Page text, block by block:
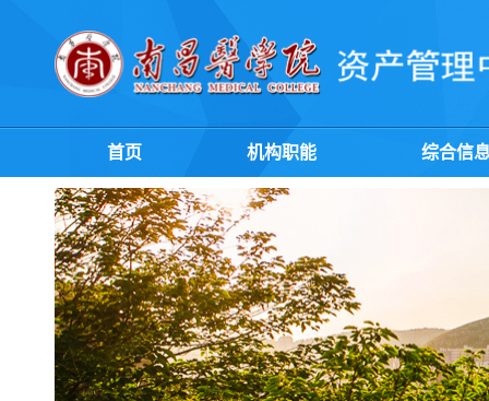
首页 机构职能 综合信